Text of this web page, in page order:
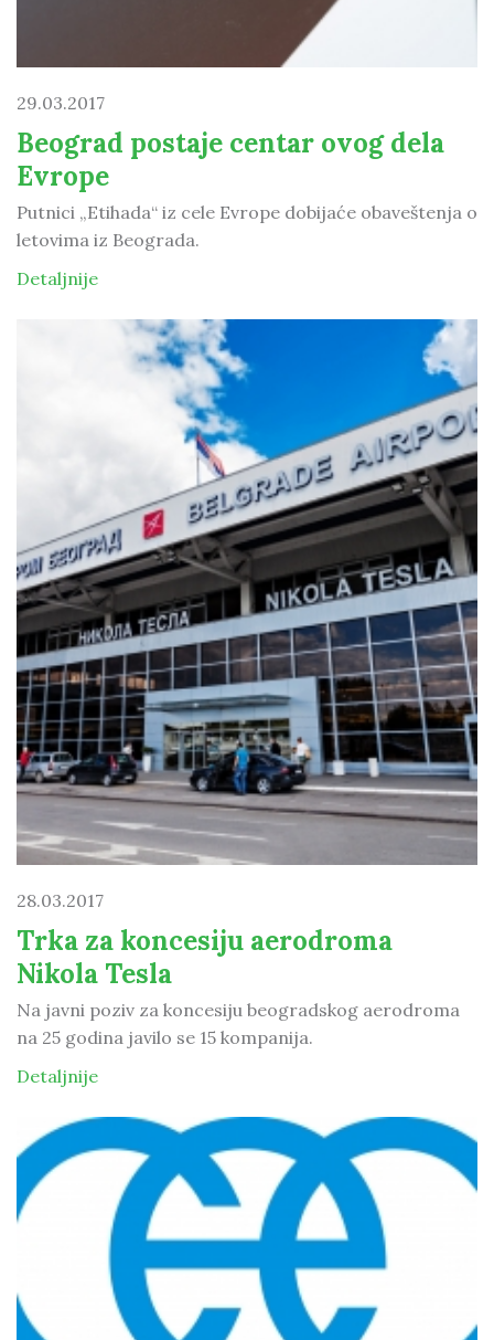
29.03.2017
Beograd postaje centar ovog dela
Evrope
Putnici „Etihada“ iz cele Evrope dobijaće obaveštenja o
letovima iz Beograda.
Detaljnije
28.03.2017
Trka za koncesiju aerodroma
Nikola Tesla
Na javni poziv za koncesiju beogradskog aerodroma
na 25 godina javilo se 15 kompanija.
Detaljnije